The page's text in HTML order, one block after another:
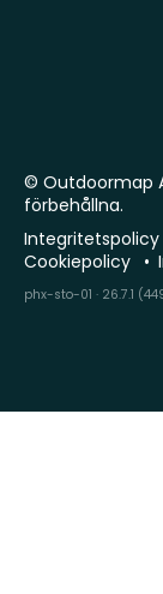
© Outdoormap
förbehållna.
Integritetspolicy
Cookiepolicy
phx-sto-01 · 26.7.1